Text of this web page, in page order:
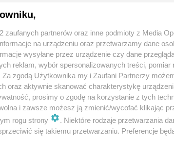
Złamana latarnia po zderzeniu w
ZDJĘCIA
zaufanych partnerów oraz inne podmioty z Media
na urządzeniu oraz przetwarzamy dane
wysyłane przez urządzenie czy dane
reklam, wybór spersonalizowanych treści, pomiar
Za zgodą Użytkownika my i Zaufani Partnerzy
oraz aktywnie skanować charakterystykę
prosimy o zgodę na korzystanie z tych
i zawsze możesz ją zmienić/wycofać klikając
rogu strony
. Niektóre rodzaje przetwarzania
się takiemu przetwarzaniu. Preferencje